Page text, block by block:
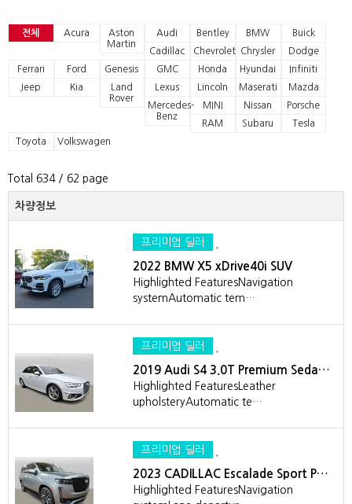
전체 Acura
Aston
Martin
Audi Bentley BMW
Buick
Cadillac
Chevrolet Chrysler
Dodge
Ferrari
Ford Genesis GMC Honda Hyundai
Infiniti
Jeep
Kia
Land
Rover
Lexus Lincoln Maserati
Mazda
Mercedes-
Benz
MINI Nissan
Porsche
RAM
Subaru
Tesla
Toyota
Volkswagen
Total 634/ 62 page
차량정보
프리미엄 딜러
2022 BMW X5 xDrive40i SUV
Highlighted FeaturesNavigation
systemAutomatic tem…
프리미엄 딜러
2019 Audi S4 3.0T Premium Seda…
Highlighted FeaturesLeather
upholsteryAutomatic te…
프리미엄 딜러
2023 CADILLAC Escalade Sport P…
Highlighted FeaturesNavigation